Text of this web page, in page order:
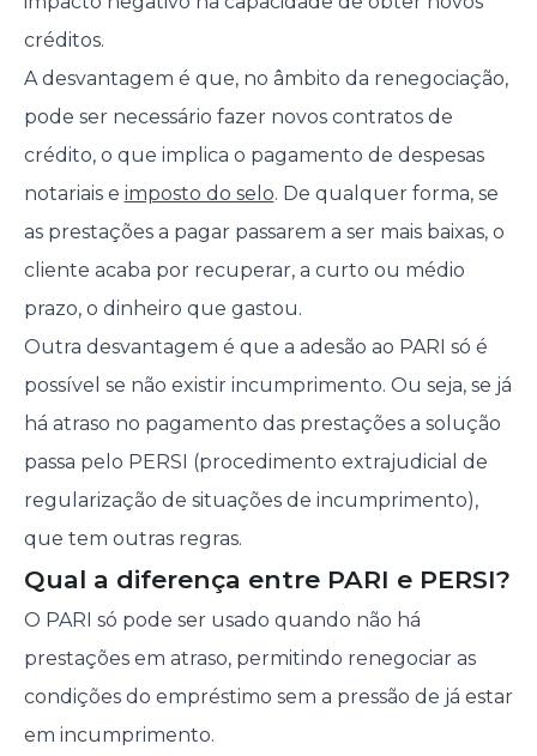
créditos.
A desvantagem é que, no âmbito da renegociação,
pode ser necessário fazer novos contratos de
crédito, o que implica o pagamento de despesas
notariais e imposto do selo. De qualquer forma, se
as prestações a pagar passarem a ser mais baixas, o
cliente acaba por recuperar, a curto ou médio
prazo, o dinheiro que gastou.
Outra desvantagem é que a adesão ao PARI só é
possível se não existir incumprimento. Ou seja, se já
há atraso no pagamento das prestações a solução
passa pelo PERSI (procedimento extrajudicial de
regularização de situações de incumprimento),
que tem outras regras.
Qual a diferença entre PARI e PERSI?
O PARI só pode ser usado quando não há
prestações em atraso, permitindo renegociar as
condições do empréstimo sem a pressão de já estar
em incumprimento.